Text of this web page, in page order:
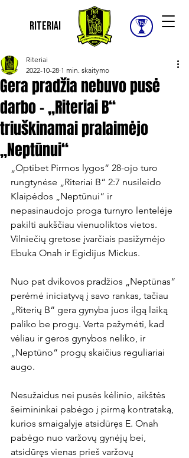
Riteriai
Gera pradžia nebuvo pusė
darbo – „Riteriai B“
triuškinamai pralaimėjo
„Neptūnui“
Riteriai
2022-10-28 1 min. skaitymo
„Optibet Pirmos lygos“ 28-ojo turo
rungtynėse „Riteriai B“ 2:7 nusileido
Klaipėdos „Neptūnui“ ir
nepasinaudojo proga turnyro lentelėje
pakilti aukščiau vienuoliktos vietos.
Vilniečių gretose įvarčiais pasižymėjo
Ebuka Onah ir Egidijus Mickus.
Nuo pat dvikovos pradžios „Neptūnas“
perėmė iniciatyvą į savo rankas, tačiau
„Riterių B“ gera gynyba juos ilgą laiką
paliko be progų. Verta pažymėti, kad
vėliau ir geros gynybos neliko, ir
„Neptūno“ progų skaičius reguliariai
augo.
Nesužaidus nei pusės kėlinio, aikštės
šeimininkai pabėgo į pirmą kontrataką,
kurios smaigalyje atsidūręs E. Onah
pabėgo nuo varžovų gynėjų bei,
atsidūręs vienas prieš varžovų